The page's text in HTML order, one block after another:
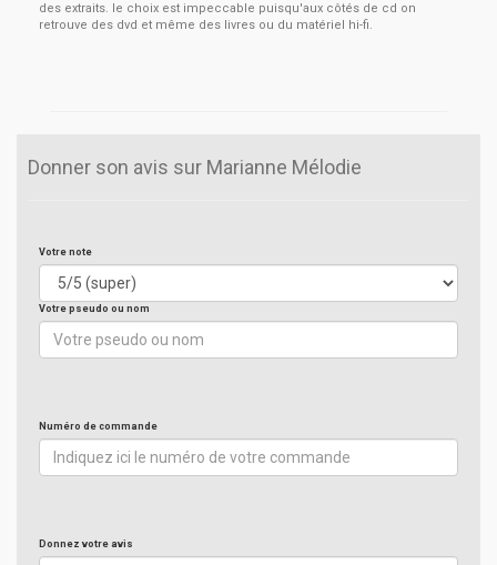
des extraits. le choix est impeccable puisqu'aux côtés de cd on
retrouve des dvd et même des livres ou du matériel hi-fi.
Donner son avis sur Marianne Mélodie
Votre note
Votre pseudo ou nom
Numéro de commande
Donnez votre avis